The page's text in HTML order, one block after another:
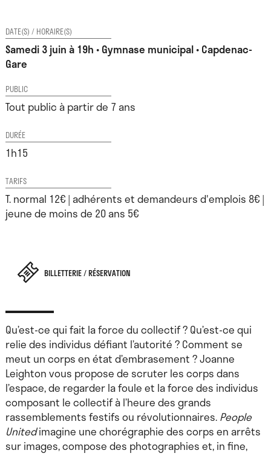
DATE(S) / HORAIRE(S)
Samedi 3 juin à 19h • Gymnase municipal • Capdenac-
Gare
PUBLIC
Tout public à partir de 7 ans
DURÉE
1h15
TARIFS
T. normal 12€ | adhérents et demandeurs d'emplois 8€ |
jeune de moins de 20 ans 5€
BILLETTERIE / RÉSERVATION
Qu’est-ce qui fait la force du collectif ? Qu’est-ce qui
relie des individus défiant l’autorité ? Comment se
meut un corps en état d’embrasement ? Joanne
Leighton vous propose de scruter les corps dans
l’espace, de regarder la foule et la force des individus
composant le collectif à l’heure des grands
rassemblements festifs ou révolutionnaires.People
Unitedimagine une chorégraphie des corps en arrêts
sur images, compose des photographies et, in fine,